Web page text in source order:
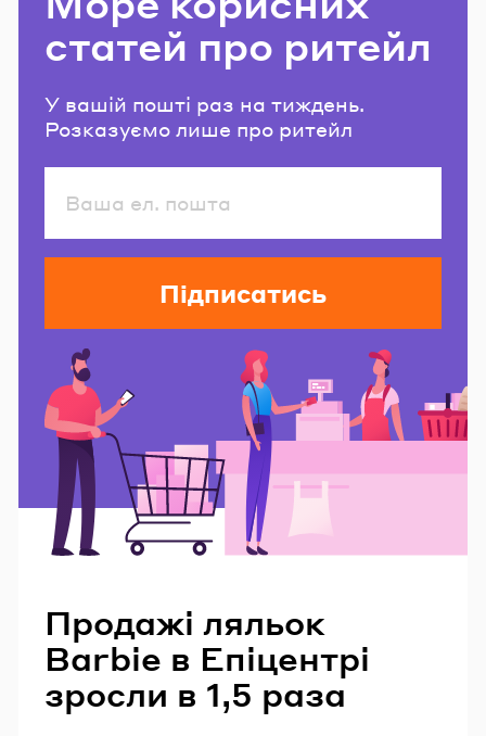
статей про ритейл
У вашій пошті раз на тиждень.
Розказуємо лише про ритейл
Підписатись
Продажі ляльок
Barbie в Епіцентрі
зросли в 1,5 раза